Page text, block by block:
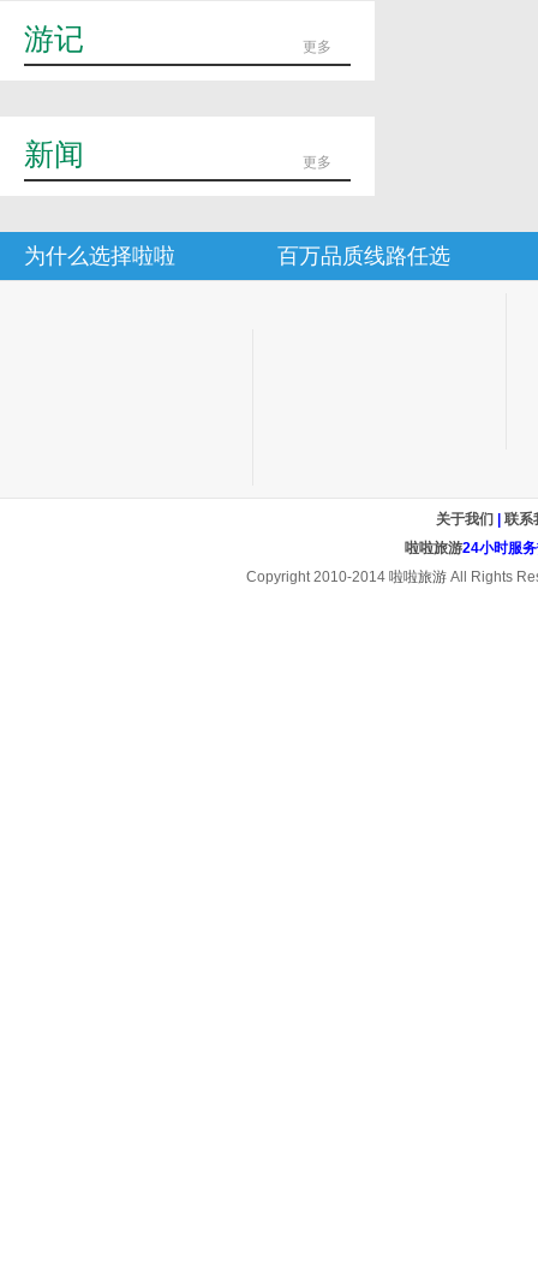
游记 更多
新闻 更多
为什么选择啦啦 百万品质线路任选
关于我们
联系
啦啦旅游24小时服
Copyright 2010-2014 啦啦旅游All Rights